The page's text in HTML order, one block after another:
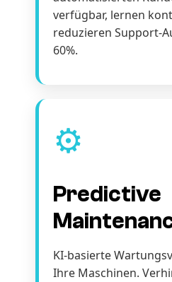
verfügbar, lernen
reduzieren Support-
60%.
⚙️
Predictive
KI-basierte
Ihre Maschinen.